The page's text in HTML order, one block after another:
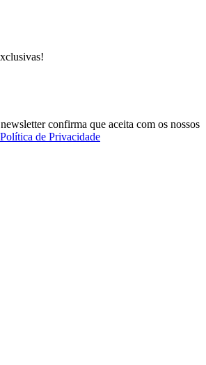
confirma que aceita com os nossos
Política de Privacidade